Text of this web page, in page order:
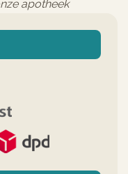
apotheek